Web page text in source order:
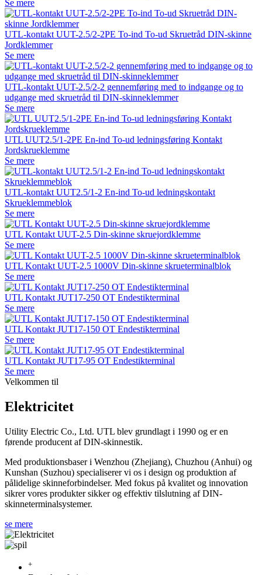
Se mere
UTL-kontakt UUT-2.5/2-2PE To-ind To-ud Skruetråd DIN-skinne
Jordklemmer
Se mere
UTL-kontakt UUT-2.5/2-2 gennemføring med to indgange og to
udgange med skruetråd til DIN-skinneklemmer
Se mere
UTL UUT2.5/1-2PE En-ind To-ud ledningsføring Kontakt
Jordskrueklemme
Se mere
UTL-kontakt UUT2.5/1-2 En-ind To-ud ledningskontakt
Skrueklemmeblok
Se mere
UTL Kontakt UUT-2.5 Din-skinne skruejordklemme
Se mere
UTL Kontakt UUT-2.5 1000V Din-skinne skrueterminalblok
Se mere
UTL Kontakt JUT17-250 OT Endestikterminal
Se mere
UTL Kontakt JUT17-150 OT Endestikterminal
Se mere
UTL Kontakt JUT17-95 OT Endestikterminal
Se mere
Velkommen til
Elektricitet
Utility Electric Co., Ltd. UTL blev grundlagt i 1990 og er en
førende producent af DIN-skinnestik.
Med produktionsbaser i Wenzhou (Zhejiang), Chuzhou (Anhui) og
Kunshan (Suzhou) specialiserer vi os i design og produktion af
pålidelige skinneforbindelser. Med fokus på kvalitet og innovation
sikrer vores produkter sikker og effektiv tilslutning af DIN-
skinneterminalsystemer.
se mere
+